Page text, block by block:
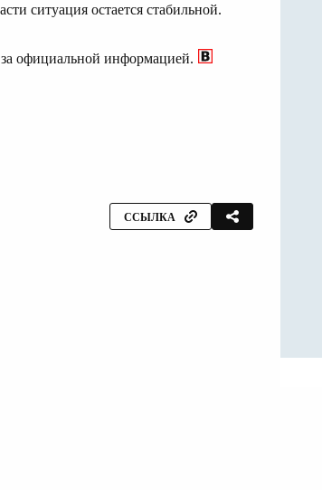
ситуация остается стабильной.
за официальной информацией.
ССЫЛКА